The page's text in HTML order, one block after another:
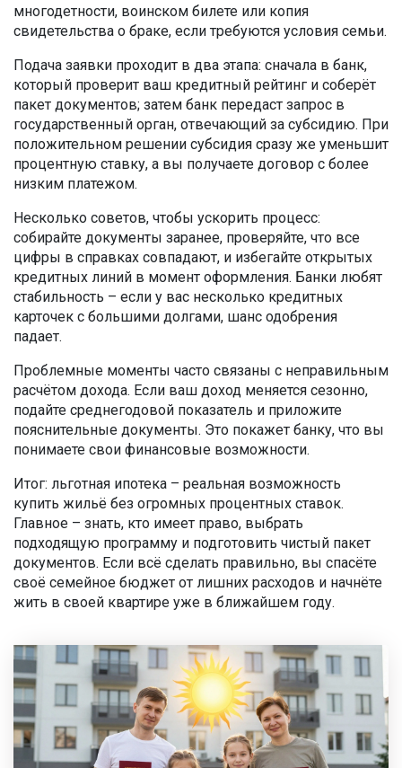
многодетности, воинском билете или копия
свидетельства о браке, если требуются условия семьи.
Подача заявки проходит в два этапа: сначала в банк,
который проверит ваш кредитный рейтинг и соберёт
пакет документов; затем банк передаст запрос в
государственный орган, отвечающий за субсидию. При
положительном решении субсидия сразу же уменьшит
процентную ставку, а вы получаете договор с более
низким платежом.
Несколько советов, чтобы ускорить процесс:
собирайте документы заранее, проверяйте, что все
цифры в справках совпадают, и избегайте открытых
кредитных линий в момент оформления. Банки любят
стабильность – если у вас несколько кредитных
карточек с большими долгами, шанс одобрения
падает.
Проблемные моменты часто связаны с неправильным
расчётом дохода. Если ваш доход меняется сезонно,
подайте среднегодовой показатель и приложите
пояснительные документы. Это покажет банку, что вы
понимаете свои финансовые возможности.
Итог: льготная ипотека – реальная возможность
купить жильё без огромных процентных ставок.
Главное – знать, кто имеет право, выбрать
подходящую программу и подготовить чистый пакет
документов. Если всё сделать правильно, вы спасёте
своё семейное бюджет от лишних расходов и начнёте
жить в своей квартире уже в ближайшем году.